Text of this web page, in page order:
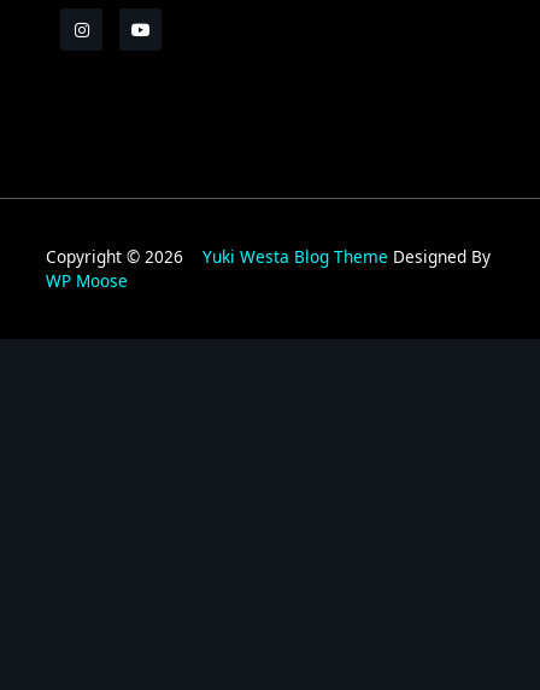
Copyright © 2026 Yuki Westa Blog Theme Designed By
WP Moose